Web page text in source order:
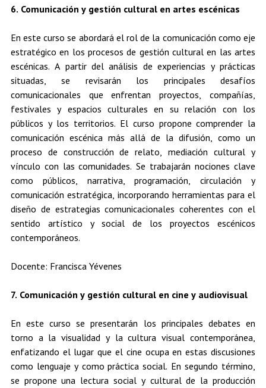
6. Comunicación y gestión cultural en artes escénicas
En este curso se abordará el rol de la comunicación como eje
estratégico en los procesos de gestión cultural en las artes
escénicas. A partir del análisis de experiencias y prácticas
situadas, se revisarán los principales desafíos
comunicacionales que enfrentan proyectos, compañías,
festivales y espacios culturales en su relación con los
públicos y los territorios. El curso propone comprender la
comunicación escénica más allá de la difusión, como un
proceso de construcción de relato, mediación cultural y
vínculo con las comunidades. Se trabajarán nociones clave
como públicos, narrativa, programación, circulación y
comunicación estratégica, incorporando herramientas para el
diseño de estrategias comunicacionales coherentes con el
sentido artístico y social de los proyectos escénicos
contemporáneos.
Docente: Francisca Yévenes
7. Comunicación y gestión cultural en cine y audiovisual
En este curso se presentarán los principales debates en
torno a la visualidad y la cultura visual contemporánea,
enfatizando el lugar que el cine ocupa en estas discusiones
como lenguaje y como práctica social. En segundo término,
se propone una lectura social y cultural de la producción